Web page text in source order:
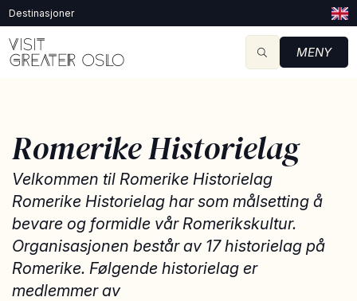
Destinasjoner
MENY
Romerike Historielag
Velkommen til Romerike Historielag
Romerike Historielag har som målsetting å
bevare og formidle vår Romerikskultur.
Organisasjonen består av 17 historielag på
Romerike. Følgende historielag er
medlemmer av